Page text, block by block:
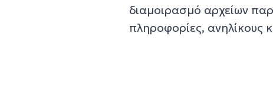
διαμοιρασμό αρχείων
πληροφορίες, ανηλίκους